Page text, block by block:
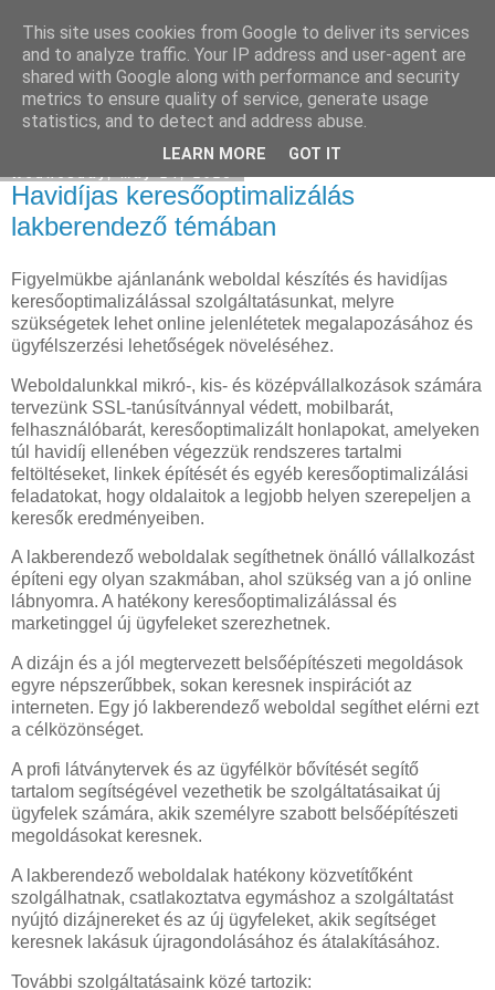
SEO Agency
Havidíjas keresőoptimalizálás
lakberendező témában
Figyelmükbe ajánlanánk weboldal készítés és havidíjas
keresőoptimalizálással szolgáltatásunkat, melyre
szükségetek lehet online jelenlétetek megalapozásához és
ügyfélszerzési lehetőségek növeléséhez.
Weboldalunkkal mikró-, kis- és középvállalkozások számára
tervezünk SSL-tanúsítvánnyal védett, mobilbarát,
felhasználóbarát, keresőoptimalizált honlapokat, amelyeken
túl havidíj ellenében végezzük rendszeres tartalmi
feltöltéseket, linkek építését és egyéb keresőoptimalizálási
feladatokat, hogy oldalaitok a legjobb helyen szerepeljen a
keresők eredményeiben.
A lakberendező weboldalak segíthetnek önálló vállalkozást
építeni egy olyan szakmában, ahol szükség van a jó online
lábnyomra. A hatékony keresőoptimalizálással és
marketinggel új ügyfeleket szerezhetnek.
A dizájn és a jól megtervezett belsőépítészeti megoldások
egyre népszerűbbek, sokan keresnek inspirációt az
interneten. Egy jó lakberendező weboldal segíthet elérni ezt
a célközönséget.
A profi látványtervek és az ügyfélkör bővítését segítő
tartalom segítségével vezethetik be szolgáltatásaikat új
ügyfelek számára, akik személyre szabott belsőépítészeti
megoldásokat keresnek.
A lakberendező weboldalak hatékony közvetítőként
szolgálhatnak, csatlakoztatva egymáshoz a szolgáltatást
nyújtó dizájnereket és az új ügyfeleket, akik segítséget
keresnek lakásuk újragondolásához és átalakításához.
További szolgáltatásaink közé tartozik:
This site uses cookies from Google to deliver its services
and to analyze traffic. Your IP address and user-agent are
shared with Google along with performance and security
metrics to ensure quality of service, generate usage
statistics, and to detect and address abuse.
LEARN MORE GOT IT